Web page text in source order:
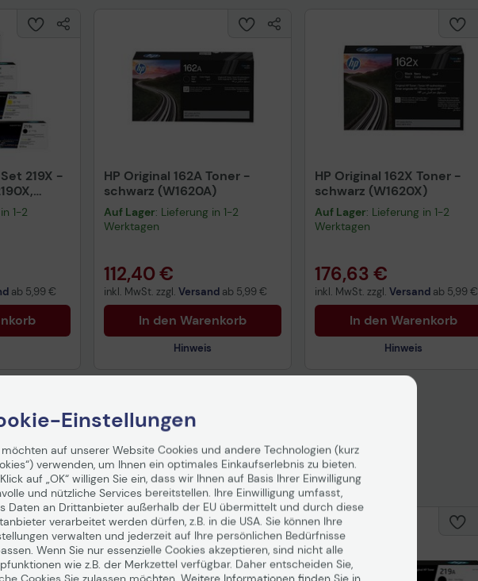
219X -
1-2
ab 5,99 €
HP Original 162A Toner -
schwarz (W1620A)
Auf Lager: Lieferung in 1-2
Werktagen
112,40 €
inkl. MwSt. zzgl. Versand ab 5,99 €
In den Warenkorb
Hinweis
Technisches Produktdatenblatt
Vorvertragliche Informationen
gemäß der EU-
Datenverordnung
HP Original 162X Toner -
schwarz (W1620X)
Auf Lager: Lieferung in 1-2
Werktagen
176,63 €
inkl. MwSt. zzgl. Versand ab 5,99 €
In den Warenkorb
Hinweis
gemäß der EU-
Datenverordnung
Einstellungen
auf unserer Website Cookies und andere Technologien (kurz
verwenden, um Ihnen ein optimales Einkaufserlebnis zu bieten.
auf „OK“ willigen Sie ein, dass wir Ihnen auf Basis Ihrer Einwilligung
und nützliche Services bereitstellen. Ihre Einwilligung umfasst,
Daten an Drittanbieter außerhalb der EU übermittelt und durch diese
verarbeitet werden dürfen, z.B. in die USA. Sie können Ihre
verwalten und jederzeit auf Ihre persönlichen Bedürfnisse
Wenn Sie nur essenzielle Cookies akzeptieren, sind nicht alle
wie z.B. der Merkzettel verfügbar. Daher entscheiden Sie,